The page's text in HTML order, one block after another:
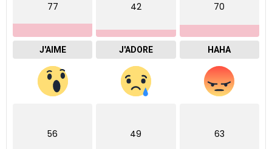
77
J'AIME
42
J'ADORE
70
HAHA
56 49 63